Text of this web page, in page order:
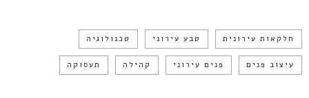
חלקאות עירונית טבע עירוני טכנולוגיה
עיצוב פנים פנים עירוני קהילה תעסוקה